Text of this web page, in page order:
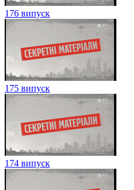
176 випуск
175 випуск
174 випуск